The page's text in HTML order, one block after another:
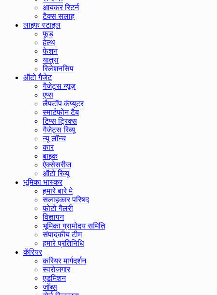
आयकर रिटर्न
टैक्स सलाह
लाइफ स्टाइल
फूड
हेल्थ
फेशन
यात्रा
रिलेशनसिप
ऑटो गैजेट
गैजेट्स न्यूज़
एप्स
लैपटॉप कंप्यूटर
स्मार्टफोन टैब
टिप्स ट्रिक्स
गैजेट्स रिव्यू
न्यू लॉन्च
कार
बाइक
ऐक्सेसरीज
ऑटो रिव्यू
भूमिका भास्कर
हमारे बारे मे
सलाहकार परिषद
फोटो गैलरी
विज्ञापन
भूमिका ग्रामोदय समिति
संपादकीय टीम
हमारे प्रतिनिधि
कॅरियर
करियर मार्गदर्शन
स्वरोजगार
एडमिशन
जॉब्स